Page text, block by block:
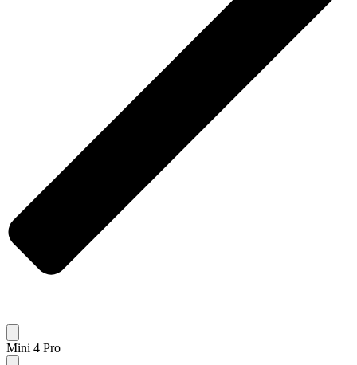
Mini 4 Pro